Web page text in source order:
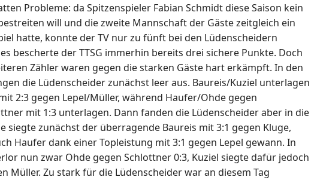
Probleme: da Spitzenspieler Fabian Schmidt diese Saison kein
will und die zweite Mannschaft der Gäste zeitgleich ein
hatte, konnte der TV nur zu fünft bei den Lüdenscheidern
bescherte der TTSG immerhin bereits drei sichere Punkte. Doch
Zähler waren gegen die starken Gäste hart erkämpft. In den
die Lüdenscheider zunächst leer aus. Baureis/Kuziel unterlagen
2:3 gegen Lepel/Müller, während Haufer/Ohde gegen
mit 1:3 unterlagen. Dann fanden die Lüdenscheider aber in die
siegte zunächst der überragende Baureis mit 3:1 gegen Kluge,
Haufer dank einer Topleistung mit 3:1 gegen Lepel gewann. In
nun zwar Ohde gegen Schlottner 0:3, Kuziel siegte dafür jedoch
Müller. Zu stark für die Lüdenscheider war an diesem Tag